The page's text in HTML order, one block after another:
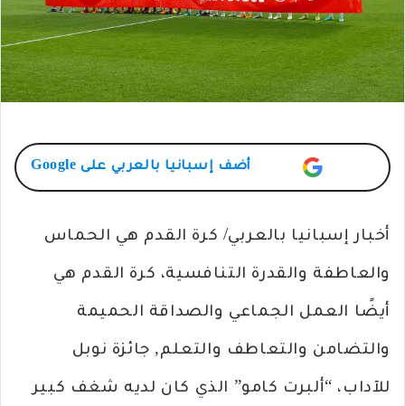
أضف إسبانيا بالعربي على Google
أخبار إسبانيا بالعربي/ كرة القدم هي الحماس
والعاطفة والقدرة التنافسية، كرة القدم هي
أيضًا العمل الجماعي والصداقة الحميمة
والتضامن والتعاطف والتعلم, جائزة نوبل
للآداب، “ألبرت كامو” الذي كان لديه شغف كبير